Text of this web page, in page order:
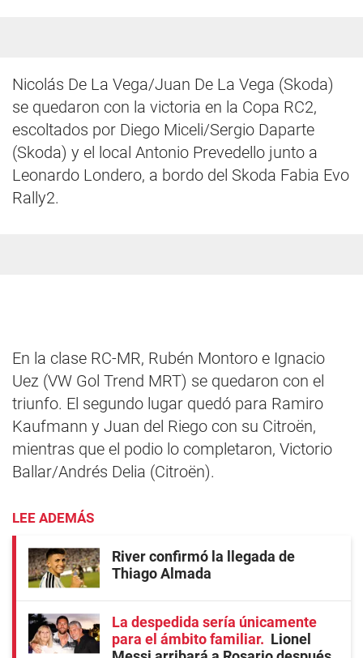
Nicolás De La Vega/Juan De La Vega (Skoda)
se quedaron con la victoria en la Copa RC2,
escoltados por Diego Miceli/Sergio Daparte
(Skoda) y el local Antonio Prevedello junto a
Leonardo Londero, a bordo del Skoda Fabia Evo
Rally2.
En la clase RC-MR, Rubén Montoro e Ignacio
Uez (VW Gol Trend MRT) se quedaron con el
triunfo. El segundo lugar quedó para Ramiro
Kaufmann y Juan del Riego con su Citroën,
mientras que el podio lo completaron, Victorio
Ballar/Andrés Delia (Citroën).
LEE ADEMÁS
River confirmó la llegada de
Thiago Almada
La despedida sería únicamente
para el ámbito familiar
Lionel